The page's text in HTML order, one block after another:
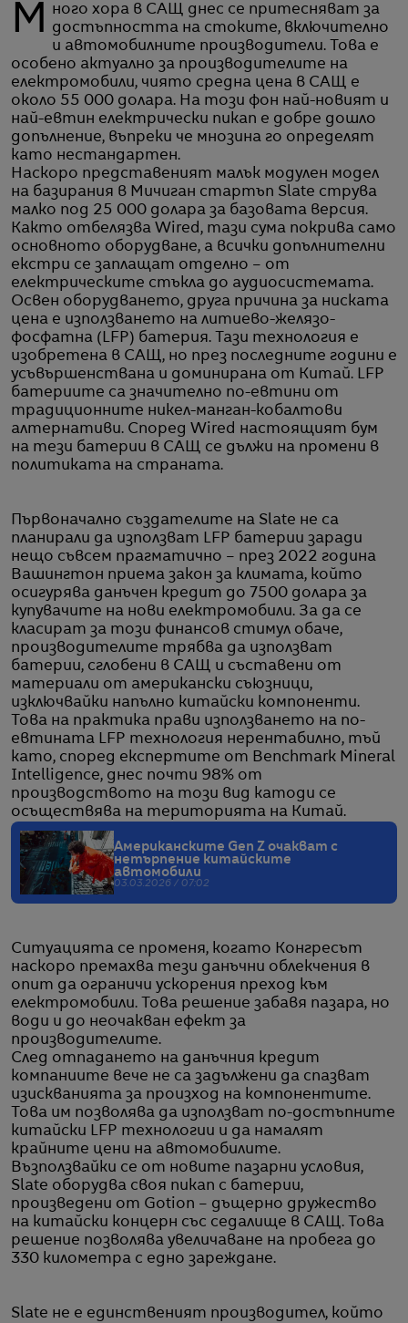
Много хора в САЩ днес се притесняват за
достъпността на стоките, включително
и автомобилните производители. Това е
особено актуално за производителите на
електромобили, чиято средна цена в САЩ е
около 55 000 долара. На този фон най-новият и
най-евтин електрически пикап е добре дошло
допълнение, въпреки че мнозина го определят
като нестандартен.
Наскоро представеният малък модулен модел
на базирания в Мичиган стартъп Slate струва
малко под 25 000 долара за базовата версия.
Както отбелязва Wired, тази сума покрива само
основното оборудване, а всички допълнителни
екстри се заплащат отделно – от
електрическите стъкла до аудиосистемата.
Освен оборудването, друга причина за ниската
цена е използването на литиево-желязо-
фосфатна (LFP) батерия. Тази технология е
изобретена в САЩ, но през последните години е
усъвършенствана и доминирана от Китай. LFP
батериите са значително по-евтини от
традиционните никел-манган-кобалтови
алтернативи. Според Wired настоящият бум
на тези батерии в САЩ се дължи на промени в
политиката на страната.
Първоначално създателите на Slate не са
планирали да използват LFP батерии заради
нещо съвсем прагматично – през 2022 година
Вашингтон приема закон за климата, който
осигурява данъчен кредит до 7500 долара за
купувачите на нови електромобили. За да се
класират за този финансов стимул обаче,
производителите трябва да използват
батерии, сглобени в САЩ и съставени от
материали от американски съюзници,
изключвайки напълно китайски компоненти.
Това на практика прави използването на по-
евтината LFP технология нерентабилно, тъй
като, според експертите от Benchmark Mineral
Intelligence, днес почти 98% от
производството на този вид катоди се
осъществява на територията на Китай.
Американските Gen Z очакват с
нетърпение китайските
автомобили
03.03.2026 / 07:02
Ситуацията се променя, когато Конгресът
наскоро премахва тези данъчни облекчения в
опит да ограничи ускорения преход към
електромобили. Това решение забавя пазара, но
води и до неочакван ефект за
производителите.
След отпадането на данъчния кредит
компаниите вече не са задължени да спазват
изискванията за произход на компонентите.
Това им позволява да използват по-достъпните
китайски LFP технологии и да намалят
крайните цени на автомобилите.
Възползвайки се от новите пазарни условия,
Slate оборудва своя пикап с батерии,
произведени от Gotion – дъщерно дружество
на китайски концерн със седалище в САЩ. Това
решение позволява увеличаване на пробега до
330 километра с едно зареждане.
Slate не е единственият производител, който